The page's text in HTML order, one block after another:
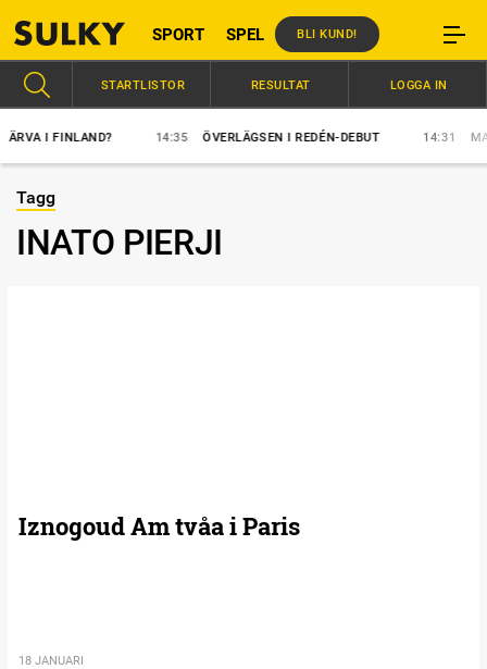
SPORT SPEL BLI KUND!
I FINLAND? 14:35 ÖVERLÄGSEN I REDÉN-DEBUT 14:31
STARTLISTOR RESULTAT LOGGA IN
Tagg
INATO PIERJI
Iznogoud Am tvåa i Paris
18 JANUARI